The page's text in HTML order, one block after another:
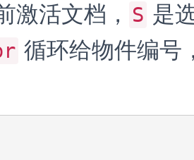
激活文档， S 是
循环给物件编号